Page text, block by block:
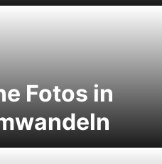
Fotos in